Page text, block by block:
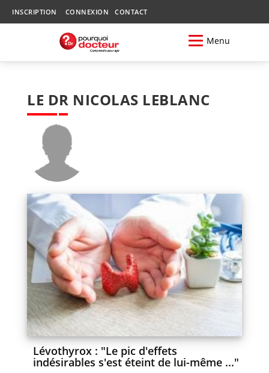
INSCRIPTION CONNEXION CONTACT
Menu
LE DR NICOLAS LEBLANC
Lévothyrox : "Le pic d'effets
indésirables s'est éteint de lui-même ..."